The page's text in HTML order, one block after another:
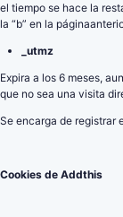
el tiempo se hace la
la “b” en la
_utmz
Expira a los 6 meses,
que no sea una visita
Se encarga de registrar
Cookies de Addthis